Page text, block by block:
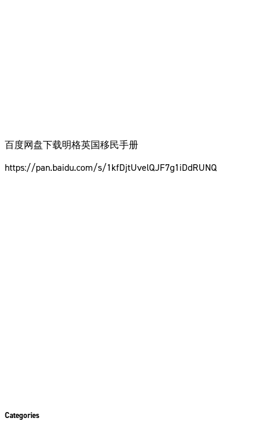
百度网盘下载明格英国移民手册
https://pan.baidu.com/s/1kfDjtUvelQJF7g1iDdRUNQ
Categories